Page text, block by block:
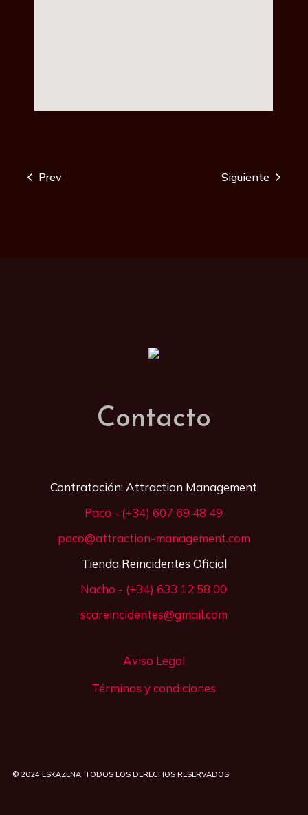
Prev Siguiente
Contacto
Contratación: Attraction Management
Paco - (+34) 607 69 48 49
paco@attraction-management.com
Tienda Reincidentes Oficial
Nacho - (+34) 633 12 58 00
scareincidentes@gmail.com
Aviso Legal
Términos y condiciones
© 2024 ESKAZENA, TODOS LOS DERECHOS RESERVADOS